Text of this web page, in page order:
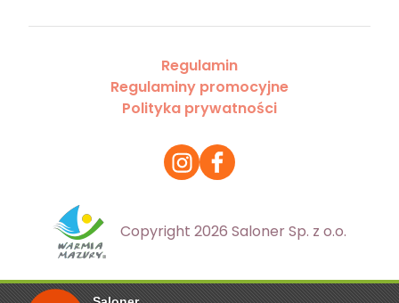
Regulamin
Regulaminy promocyjne
Polityka prywatności
Copyright 2026 Saloner Sp. z o.o.